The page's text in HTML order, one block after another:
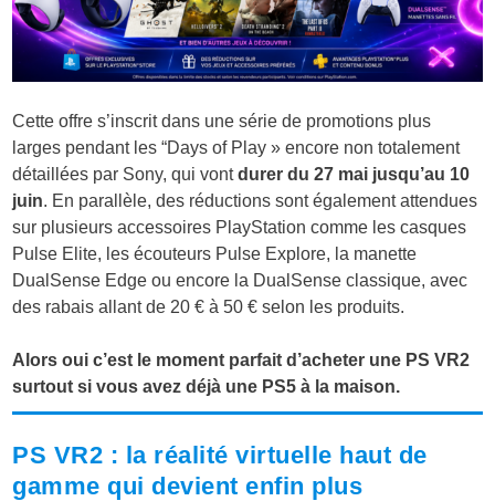
Cette offre s’inscrit dans une série de promotions plus
larges pendant les “Days of Play » encore non totalement
détaillées par Sony, qui vontdurer du 27 mai jusqu’au 10
juin. En parallèle, des réductions sont également attendues
sur plusieurs accessoires PlayStation comme les casques
Pulse Elite, les écouteurs Pulse Explore, la manette
DualSense Edge ou encore la DualSense classique, avec
des rabais allant de 20 € à 50 € selon les produits.
Alors oui c’est le moment parfait d’acheter une PS VR2
surtout si vous avez déjà une PS5 à la maison.
PS VR2 : la réalité virtuelle haut de
gamme qui devient enfin plus